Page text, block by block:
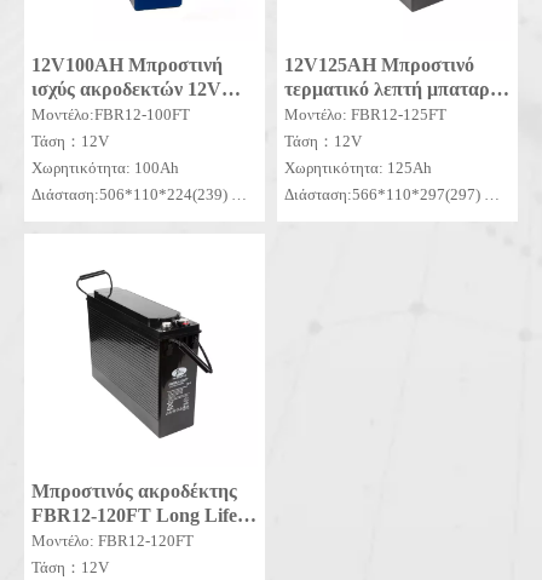
12V100AH ​​Μπροστινή
ισχύς ακροδεκτών 12V
100Ah AGM Foberria
Μοντέλο:FBR12-100FT
Τάση：12V
Χωρητικότητα: 100Ah
Διάσταση:506*110*224(239)
MOQ: 10SETS
12V125AH Μπροστινό
τερματικό λεπτή μπαταρία
γέλης για μπαταρία
αποθήκευσης στενού
σχήματος Telecom FT12-
125
Μοντέλο: FBR12-125FT
Τάση：12V
Χωρητικότητα: 125Ah
Διάσταση:566*110*297(297)
MOQ: 50SETS
Μπροστινός ακροδέκτης
FBR12-120FT Long Life
12V 200ah Μπροστινός
ακροδέκτης μπαταρία για
Μοντέλο: FBR12-120FT
Τάση：12V